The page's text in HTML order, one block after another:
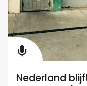
Nederland